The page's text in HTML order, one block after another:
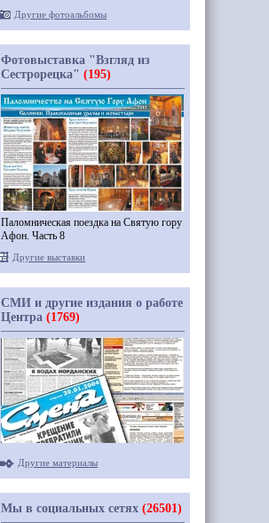
Другие фотоальбомы
Фотовыставка "Взгляд из
Сестрорецка" (195)
Паломническая поездка на Святую гору
Афон. Часть 8
Другие выставки
СМИ и другие издания о работе
Центра (1769)
Другие материалы
Мы в социальных сетях (26501)